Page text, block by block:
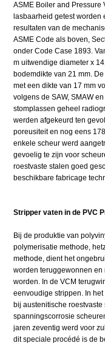
ASME Boiler and Pressure
lasbaarheid getest worden
resultaten van de
ASME Code als boven,
onder Code Case 1893.
m uitwendige diameter x
bodemdikte van 21 mm.
met een dikte van 17 mm
volgens de SAW, SMAW
stomplassen geheel
werden afgekeurd ten
poreusiteit en nog eens
enkele scheur werd
gevoelig te zijn voor
roestvaste stalen goed
beschikbare fabricage
Stripper vaten in de PVC
Bij de produktie van
polymerisatie methode,
methode, dient het
worden teruggewonnen en
worden. In de VCM
eenvoudige strippen. In
bij austenitische
spanningscorrosie
jaren zeventig werd voor
dit speciale procédé is de